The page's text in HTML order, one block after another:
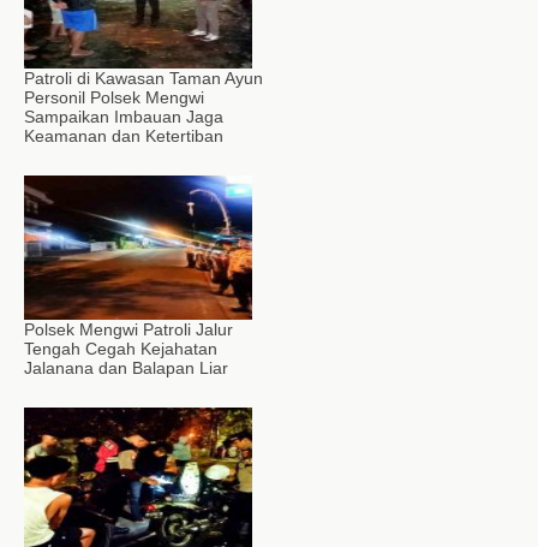
Patroli di Kawasan Taman Ayun
Personil Polsek Mengwi
Sampaikan Imbauan Jaga
Keamanan dan Ketertiban
Polsek Mengwi Patroli Jalur
Tengah Cegah Kejahatan
Jalanana dan Balapan Liar